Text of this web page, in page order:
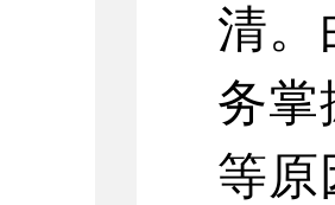
清。
务掌
等原